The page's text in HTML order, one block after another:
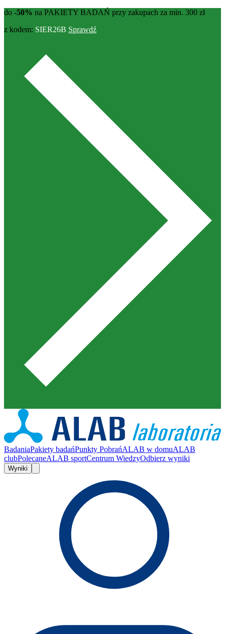
do -50% na PAKIETY BADAŃ przy zakupach za min. 300 zł
z kodem: SIER26B Sprawdź
BadaniaPakiety badańPunkty PobrańALAB w domuALAB
clubPolecaneALAB sportCentrum WiedzyOdbierz wyniki
Wyniki